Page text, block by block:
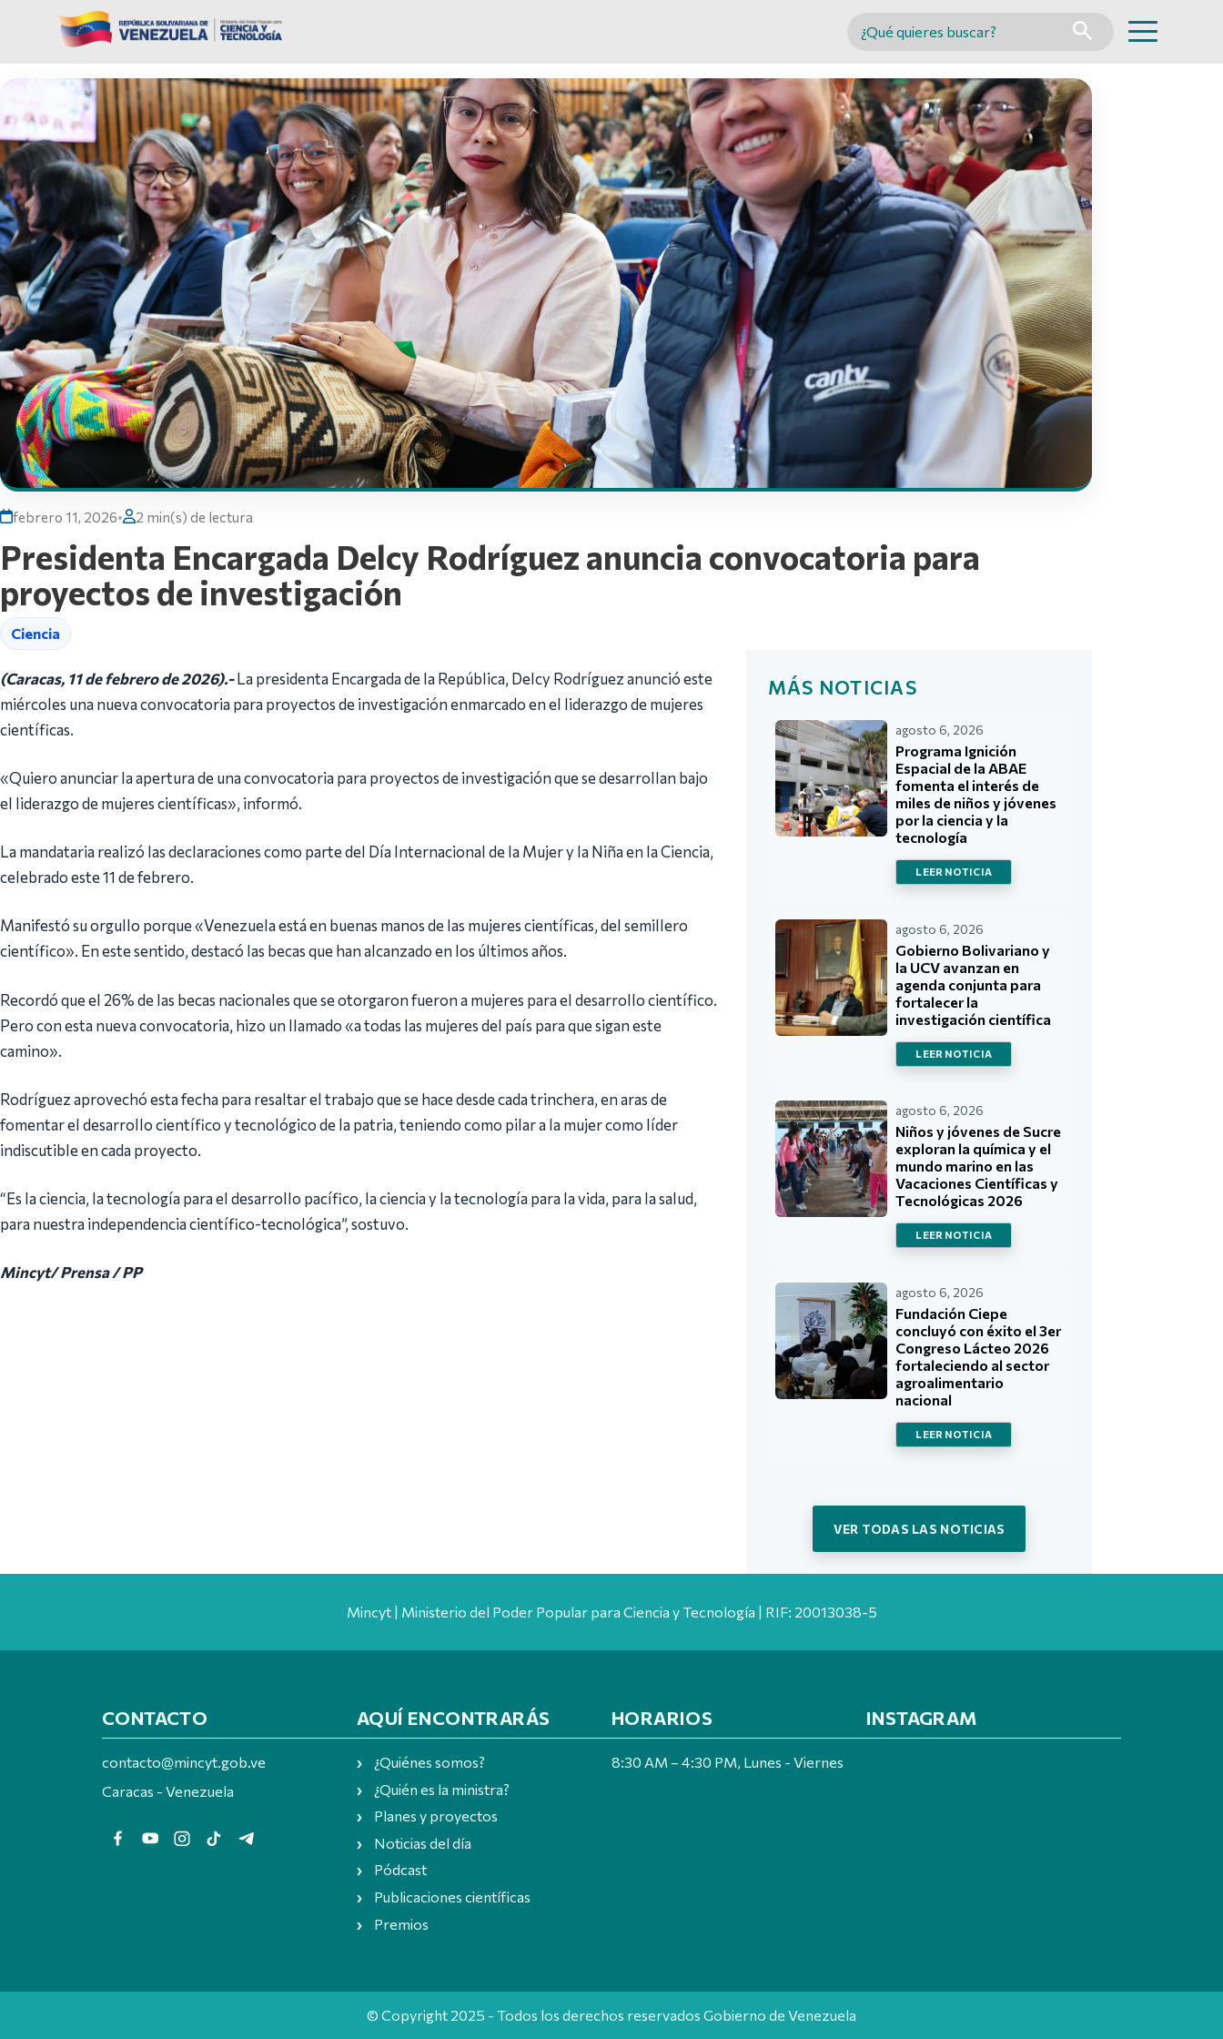
Buscar en MINCYT
febrero 11, 2026• 2 min(s) de lectura
Presidenta Encargada Delcy Rodríguez anuncia convocatoria para
proyectos de investigación
Ciencia
(Caracas, 11 de febrero de 2026).-La presidenta Encargada de la República, Delcy Rodríguez anunció este
miércoles una nueva convocatoria para proyectos de investigación enmarcado en el liderazgo de mujeres
científicas.
«Quiero anunciar la apertura de una convocatoria para proyectos de investigación que se desarrollan bajo
el liderazgo de mujeres científicas», informó.
La mandataria realizó las declaraciones como parte del Día Internacional de la Mujer y la Niña en la Ciencia,
celebrado este 11 de febrero.
Manifestó su orgullo porque «Venezuela está en buenas manos de las mujeres científicas, del semillero
científico». En este sentido, destacó las becas que han alcanzado en los últimos años.
Recordó que el 26% de las becas nacionales que se otorgaron fueron a mujeres para el desarrollo científico.
Pero con esta nueva convocatoria, hizo un llamado «a todas las mujeres del país para que sigan este
camino».
Rodríguez aprovechó esta fecha para resaltar el trabajo que se hace desde cada trinchera, en aras de
fomentar el desarrollo científico y tecnológico de la patria, teniendo como pilar a la mujer como líder
indiscutible en cada proyecto.
“Es la ciencia, la tecnología para el desarrollo pacífico, la ciencia y la tecnología para la vida, para la salud,
para nuestra independencia científico-tecnológica”, sostuvo.
Mincyt/ Prensa / PP
MÁS NOTICIAS
agosto 6, 2026
Programa Ignición
Espacial de la ABAE
fomenta el interés de
miles de niños y jóvenes
por la ciencia y la
tecnología
LEER NOTICIA
agosto 6, 2026
Gobierno Bolivariano y
la UCV avanzan en
agenda conjunta para
fortalecer la
investigación científica
LEER NOTICIA
agosto 6, 2026
Niños y jóvenes de Sucre
exploran la química y el
mundo marino en las
Vacaciones Científicas y
Tecnológicas 2026
LEER NOTICIA
agosto 6, 2026
Fundación Ciepe
concluyó con éxito el 3er
Congreso Lácteo 2026
fortaleciendo al sector
agroalimentario
nacional
LEER NOTICIA
VER TODAS LAS NOTICIAS
Mincyt | Ministerio del Poder Popular para Ciencia y Tecnología | RIF: 20013038-5
CONTACTO
contacto@mincyt.gob.ve
Caracas - Venezuela
AQUÍ ENCONTRARÁS
¿Quiénes somos?
¿Quién es la ministra?
Planes y proyectos
Noticias del día
Pódcast
Publicaciones científicas
Premios
HORARIOS
8:30 AM – 4:30 PM, Lunes - Viernes
INSTAGRAM
© Copyright 2025 - Todos los derechos reservados Gobierno de Venezuela